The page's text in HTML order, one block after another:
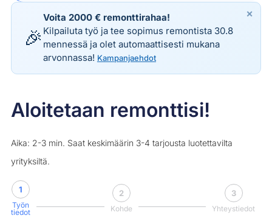
🎉
Voita 2000 € remonttirahaa!
Kilpailuta työ ja tee sopimus remontista 30.8
mennessä ja olet automaattisesti mukana
arvonnassa! Kampanjaehdot
×
Aloitetaan remonttisi!
Aika: 2-3 min. Saat keskimäärin 3-4 tarjousta luotettavilta
yrityksiltä.
1
Työn
tiedot
2
Kohde
3
Yhteystiedot